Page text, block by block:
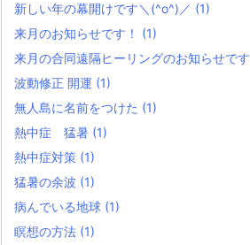
新しい年の幕開けです＼(^o^)／ (1)
来月のお知らせです！ (1)
来月の合同遠隔ヒーリングのお知らせです
波動修正 開運 (1)
無人島に名前をつけた (1)
熱中症 猛暑 (1)
熱中症対策 (1)
猛暑の余波 (1)
病んでいる地球 (1)
瞑想の方法 (1)